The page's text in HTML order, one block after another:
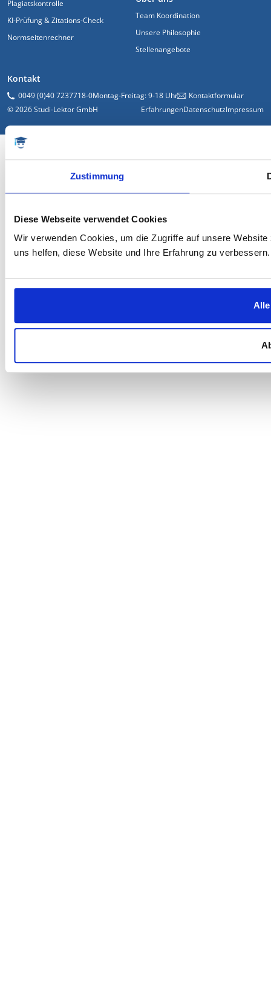
Zustimmung
Diese Webseite verwendet Cookies
Wir verwenden Cookies, um die Zugriffe auf unsere
uns helfen, diese Website und Ihre Erfahrung zu
Plagiatskontrolle
KI-Prüfung & Zitations-Check
Normseitenrechner
Kontakt
0049 (0)40 7237718-0Montag-Freitag: 9-18 Uhr Kontaktformular
Team Koordination
Unsere Philosophie
Stellenangebote
© 2026 Studi-Lektor GmbH ErfahrungenDatenschutzImpressum